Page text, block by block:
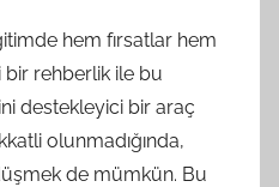
hem fırsatlar hem
bir rehberlik ile bu
destekleyici bir araç
olunmadığında,
de mümkün. Bu